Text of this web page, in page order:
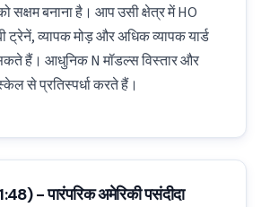
सक्षम बनाना है। आप उसी क्षेत्र में HO
व्यापक मोड़ और अधिक व्यापक यार्ड
हैं। आधुनिक N मॉडल्स विस्तार और
से प्रतिस्पर्धा करते हैं।
- पारंपरिक अमेरिकी पसंदीदा